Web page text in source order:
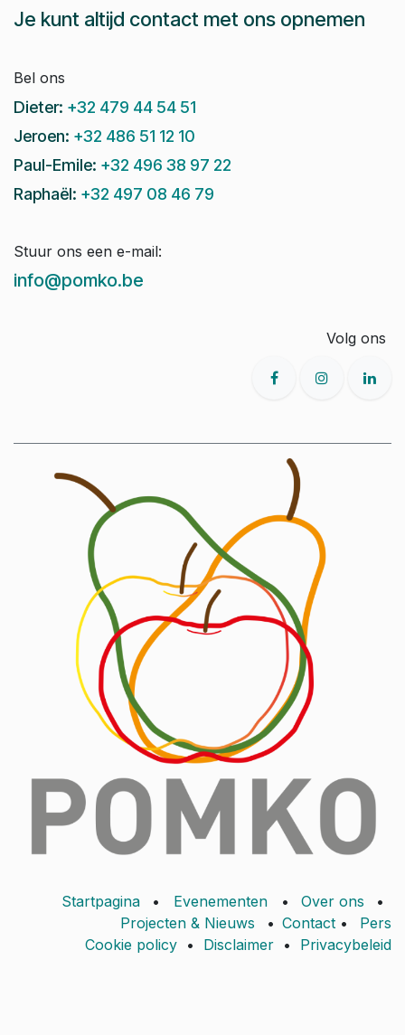
Je kunt altijd contact met ons opnemen
Bel ons
Dieter: +32 479 44 54 51
Jeroen: +32 486 51 12 10
Paul-Emile: +32 496 38 97 22
Raphaël: +32 497 08 46 79
Stuur ons een e-mail:
info@pomko.be
Volg ons
Startpagina • Evenementen • Over ons
•
Projecten & Nieuws
• Contact •
Pers
Cookie policy • Disclaimer • Privacybeleid